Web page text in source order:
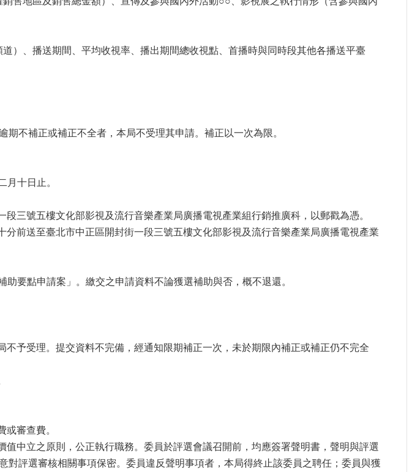
）、播送期間、平均收視率、播出期間總收視點、首播時與同時段其他各播送平臺
不補正或補正不全者，本局不受理其申請。補正以一次為限。
月十日止。
三號五樓文化部影視及流行音樂產業局廣播電視產業組行銷推廣科，以郵戳為憑。
前送至臺北市中正區開封街一段三號五樓文化部影視及流行音樂產業局廣播電視產業
要點申請案」。繳交之申請資料不論獲選補助與否，概不退還。
予受理。提交資料不完備，經通知限期補正一次，未於期限內補正或補正仍不完全
審查費。
中立之原則，公正執行職務。委員於評選會議召開前，均應簽署聲明書，聲明與評選
對評選審核相關事項保密。委員違反聲明事項者，本局得終止該委員之聘任；委員與獲